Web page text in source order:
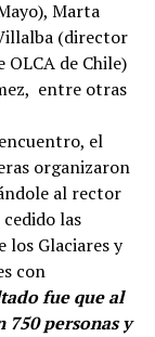
Marta
(director
de Chile)
entre otras
el
organizaron
al rector
las
los Glaciares y
con
fue que al
personas y